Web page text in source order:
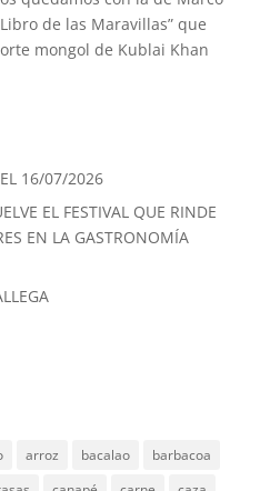
de las Maravillas” que
mongol de Kublai Khan
16/07/2026
EL FESTIVAL QUE RINDE
EN LA GASTRONOMÍA
arroz bacalao
barbacoa